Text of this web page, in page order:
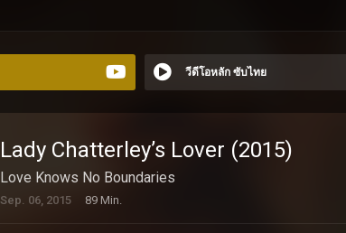
วีดีโอหลัก ซับไทย
Lady Chatterley’s Lover (2015)
Love Knows No Boundaries
Sep. 06, 2015 89 Min.